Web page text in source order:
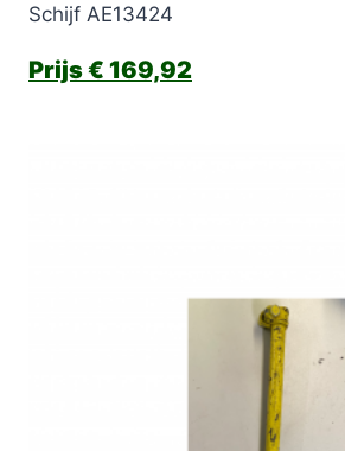
Schijf AE13424
€ 169,92